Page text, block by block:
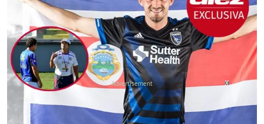
X
X
X
X
X